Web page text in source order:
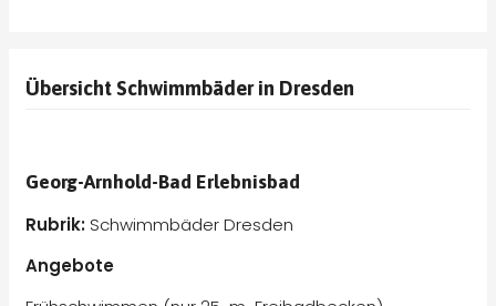
Übersicht Schwimmbäder in Dresden
Georg-Arnhold-Bad Erlebnisbad
Rubrik: Schwimmbäder Dresden
Angebote